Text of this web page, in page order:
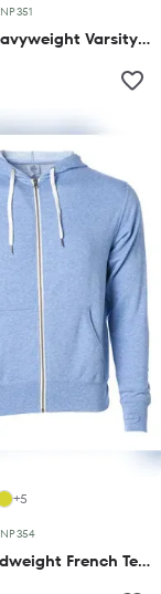
NP351
Unisex Heavyweight Varsity Zip Hood
+5
NP354
Unisex Midweight French Terry Zip Hood